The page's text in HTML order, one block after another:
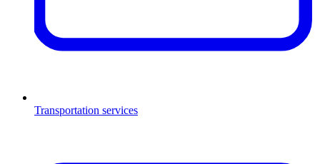
Transportation services